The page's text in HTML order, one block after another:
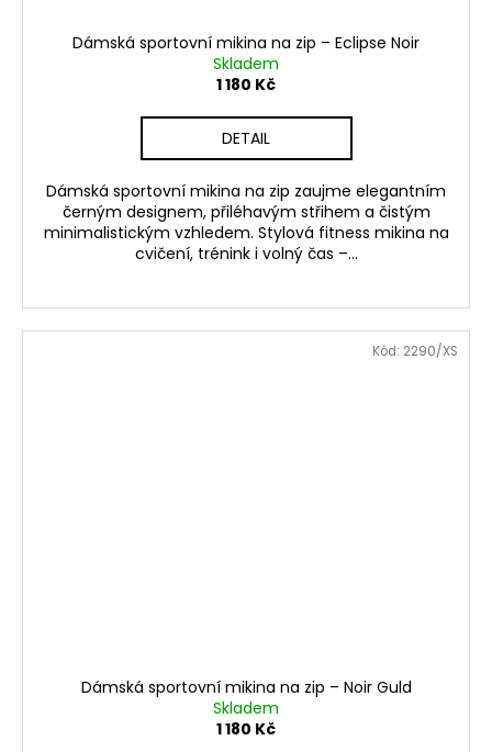
Dámská sportovní mikina na zip – Eclipse Noir
Skladem
1 180 Kč
DETAIL
Dámská sportovní mikina na zip zaujme elegantním
černým designem, přiléhavým střihem a čistým
minimalistickým vzhledem. Stylová fitness mikina na
cvičení, trénink i volný čas –...
Dámská sportovní mikina na zip – Noir Guld
Skladem
1 180 Kč
Kód: 2290/XS